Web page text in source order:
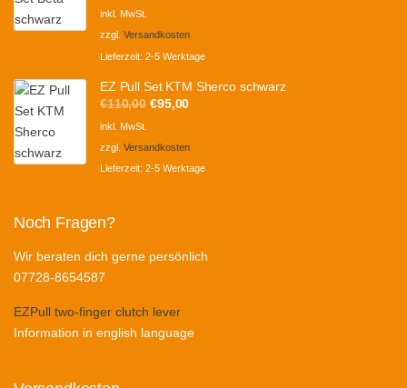
war:
€110,00
ist:
€95,00.
inkl. MwSt.
zzgl. Versandkosten
Lieferzeit: 2-5 Werktage
EZ Pull Set KTM Sherco schwarz
€110,00 Ursprünglicher
war:
€110,00
€95,00Aktueller
ist:
€95,00.
inkl. MwSt.
zzgl. Versandkosten
Lieferzeit: 2-5 Werktage
Noch Fragen?
Wir beraten dich gerne persönlich
07728-8654587
EZPull two-finger clutch lever
Information in english language